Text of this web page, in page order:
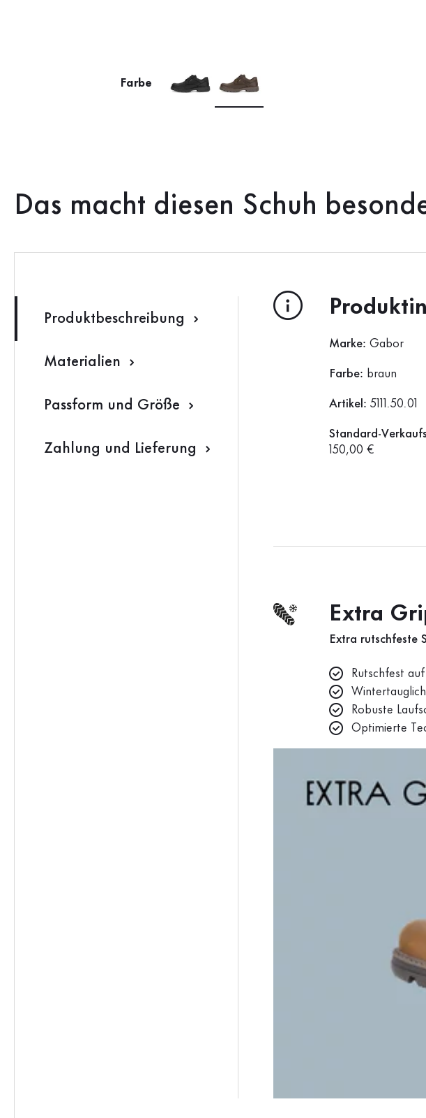
Farbe
Das macht diesen Schuh
Produktbeschreibung
Materialien
Passform und Größe
Zahlung und Lieferung
Marke: Gabor
Farbe: braun
Artikel: 5111.50.01
Standard-
150,00 €
Extra
Extra rutschfeste
Rutschfest
Wintertauglich
Robuste
Optimierte